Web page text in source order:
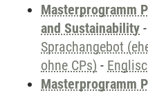
Masterprogramm
and Sustainability -
Sprachangebot
ohne CPs) -
Masterprogramm